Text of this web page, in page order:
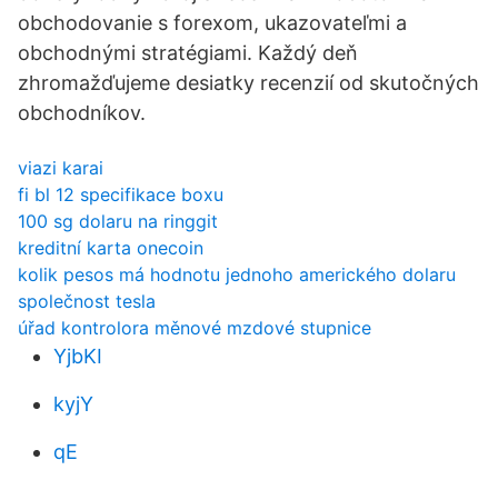
obchodovanie s forexom, ukazovateľmi a
obchodnými stratégiami. Každý deň
zhromažďujeme desiatky recenzií od skutočných
obchodníkov.
viazi karai
fi bl 12 specifikace boxu
100 sg dolaru na ringgit
kreditní karta onecoin
kolik pesos má hodnotu jednoho amerického dolaru
společnost tesla
úřad kontrolora měnové mzdové stupnice
YjbKI
kyjY
qE